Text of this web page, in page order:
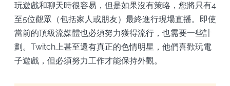
玩遊戲和聊天時很容易，但是如果沒有策略，您將只有4
至5位觀眾（包括家人或朋友）最終進行現場直播。即使
當前的頂級流媒體也必須努力獲得流行，也需要一些計
劃。Twitch上甚至還有真正的色情明星，他們喜歡玩電
子遊戲，但必須努力工作才能保持外觀。